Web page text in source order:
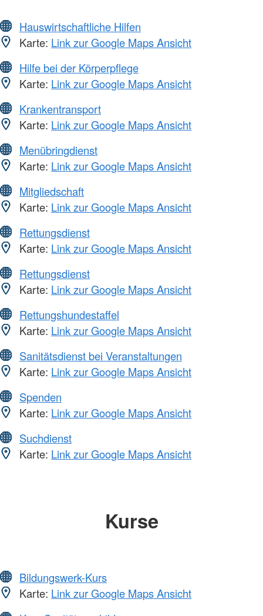
Hauswirtschaftliche Hilfen
Karte: Link zur Google Maps Ansicht
Hilfe bei der Körperpflege
Karte: Link zur Google Maps Ansicht
Krankentransport
Karte: Link zur Google Maps Ansicht
Menübringdienst
Karte: Link zur Google Maps Ansicht
Mitgliedschaft
Karte: Link zur Google Maps Ansicht
Rettungsdienst
Karte: Link zur Google Maps Ansicht
Rettungsdienst
Karte: Link zur Google Maps Ansicht
Rettungshundestaffel
Karte: Link zur Google Maps Ansicht
Sanitätsdienst bei Veranstaltungen
Karte: Link zur Google Maps Ansicht
Spenden
Karte: Link zur Google Maps Ansicht
Suchdienst
Karte: Link zur Google Maps Ansicht
Kurse
Bildungswerk-Kurs
Karte: Link zur Google Maps Ansicht